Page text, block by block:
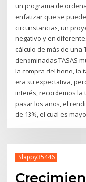
un programa de
enfatizar que se
circunstancias, un
negativo y en
cálculo de más de una
denominadas TASAS
la compra del bono, la
era su expectativa,
interés, recordemos la
pasar los años, el
de 13%, el cual es
Slappy35446